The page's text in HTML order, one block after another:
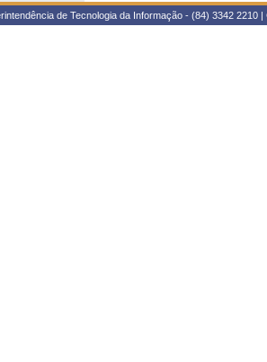
de Tecnologia da Informação - (84) 3342